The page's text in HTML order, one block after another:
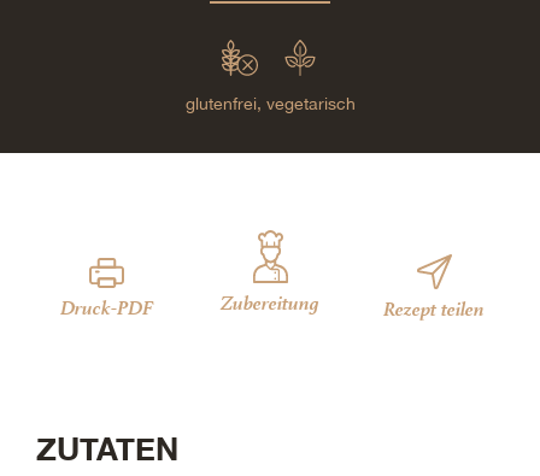
glutenfrei, vegetarisch
Druck-PDF Zubereitung Rezept teilen
ZUTATEN